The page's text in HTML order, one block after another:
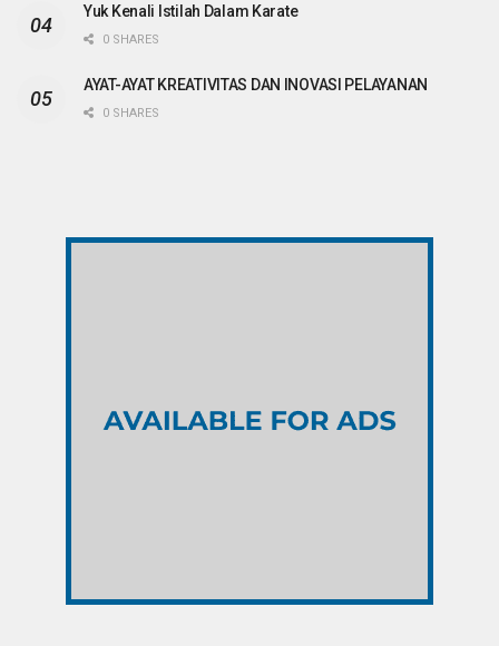
Yuk Kenali Istilah Dalam Karate
0 SHARES
AYAT-AYAT KREATIVITAS DAN INOVASI PELAYANAN
0 SHARES